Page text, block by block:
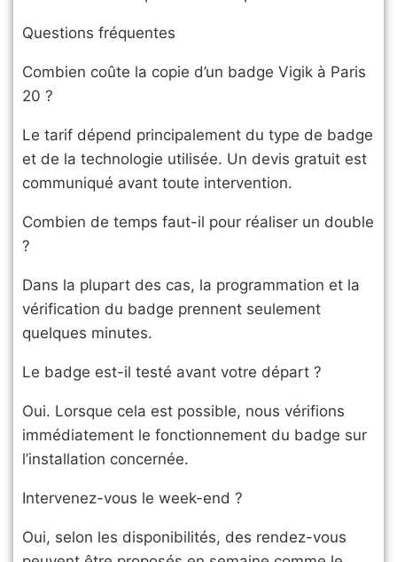
Questions fréquentes
Combien coûte la copie d’un badge Vigik à Paris
20 ?
Le tarif dépend principalement du type de badge
et de la technologie utilisée. Un devis gratuit est
communiqué avant toute intervention.
Combien de temps faut-il pour réaliser un double
?
Dans la plupart des cas, la programmation et la
vérification du badge prennent seulement
quelques minutes.
Le badge est-il testé avant votre départ ?
Oui. Lorsque cela est possible, nous vérifions
immédiatement le fonctionnement du badge sur
l’installation concernée.
Intervenez-vous le week-end ?
Oui, selon les disponibilités, des rendez-vous